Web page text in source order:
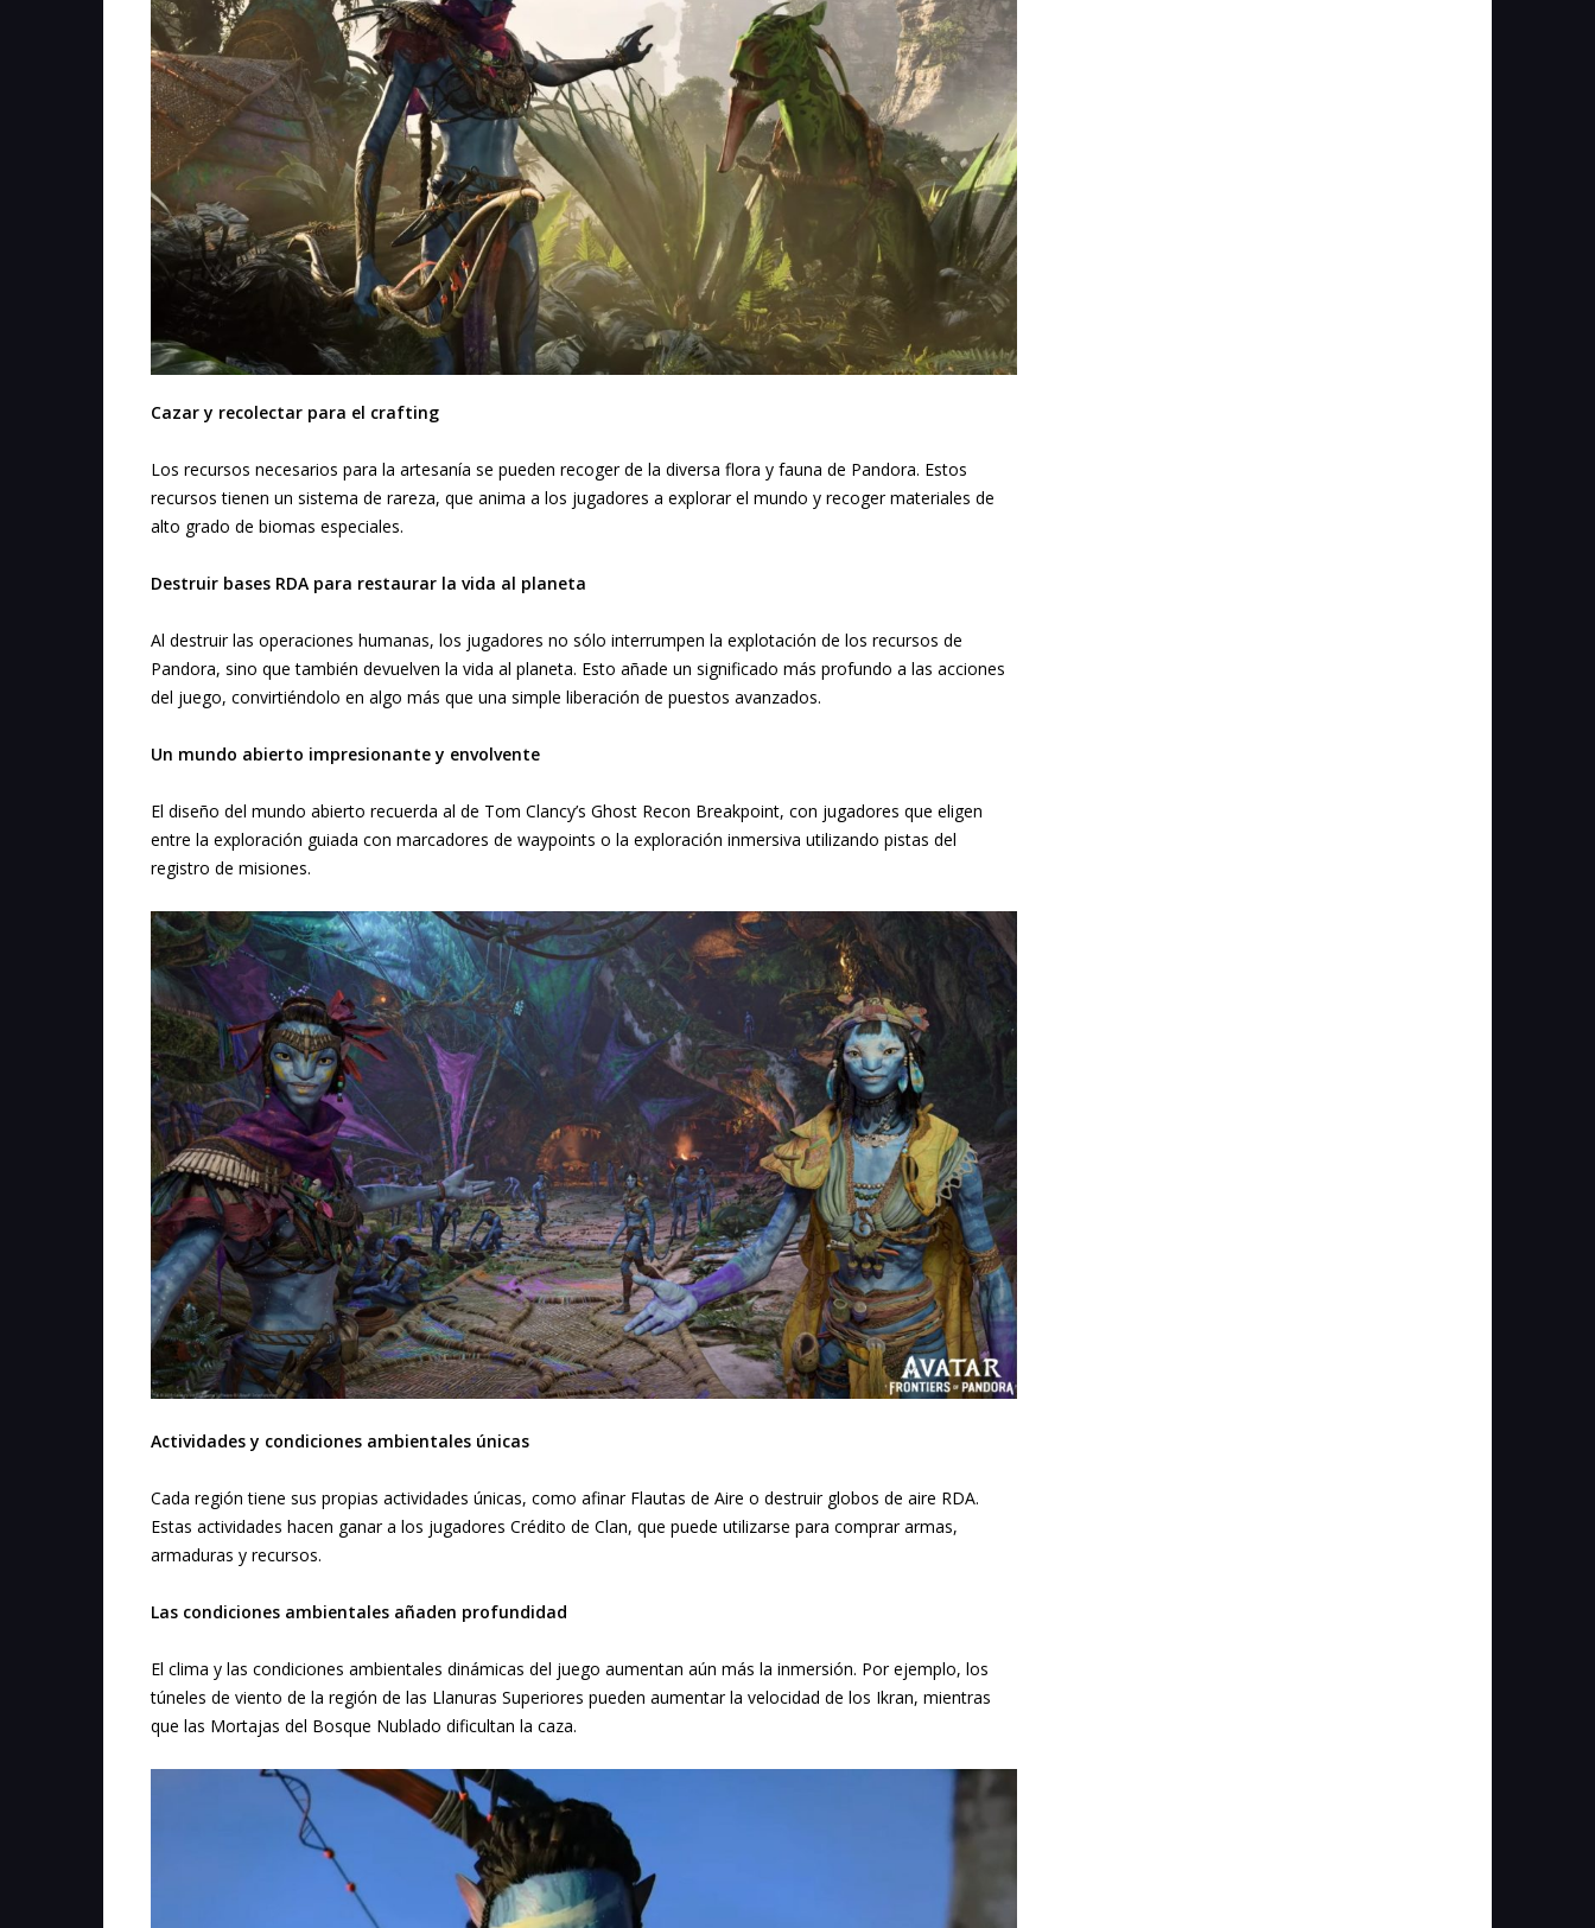
Cazar y recolectar para el crafting
Los recursos necesarios para la artesanía se pueden recoger de la diversa flora y fauna de Pandora. Estos
recursos tienen un sistema de rareza, que anima a los jugadores a explorar el mundo y recoger materiales de
alto grado de biomas especiales.
Destruir bases RDA para restaurar la vida al planeta
Al destruir las operaciones humanas, los jugadores no sólo interrumpen la explotación de los recursos de
Pandora, sino que también devuelven la vida al planeta. Esto añade un significado más profundo a las acciones
del juego, convirtiéndolo en algo más que una simple liberación de puestos avanzados.
Un mundo abierto impresionante y envolvente
El diseño del mundo abierto recuerda al de Tom Clancy’s Ghost Recon Breakpoint, con jugadores que eligen
entre la exploración guiada con marcadores de waypoints o la exploración inmersiva utilizando pistas del
registro de misiones.
Actividades y condiciones ambientales únicas
Cada región tiene sus propias actividades únicas, como afinar Flautas de Aire o destruir globos de aire RDA.
Estas actividades hacen ganar a los jugadores Crédito de Clan, que puede utilizarse para comprar armas,
armaduras y recursos.
Las condiciones ambientales añaden profundidad
El clima y las condiciones ambientales dinámicas del juego aumentan aún más la inmersión. Por ejemplo, los
túneles de viento de la región de las Llanuras Superiores pueden aumentar la velocidad de los Ikran, mientras
que las Mortajas del Bosque Nublado dificultan la caza.